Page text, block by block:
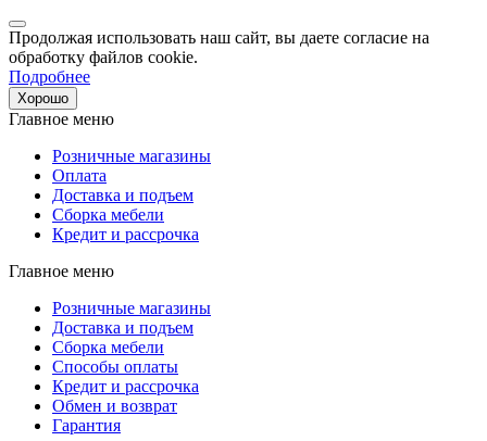
Продолжая использовать наш сайт, вы даете согласие на
обработку файлов cookie.
Подробнее
Хорошо
Главное меню
Розничные магазины
Оплата
Доставка и подъем
Сборка мебели
Кредит и рассрочка
Главное меню
Розничные магазины
Доставка и подъем
Сборка мебели
Способы оплаты
Кредит и рассрочка
Обмен и возврат
Гарантия